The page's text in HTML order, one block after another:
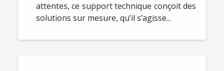
attentes, ce support technique conçoit des
solutions sur mesure, qu’il s’agisse...